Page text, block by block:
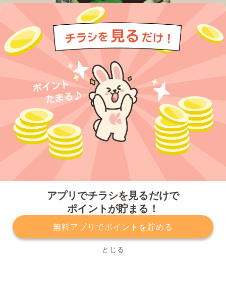
アプリでチラシを見るだけで
ポイントが貯まる！
無料アプリでポイントを貯める
とじる
プライバシーポリシー 利用規約
運営会社
サービスに関してのお問い合わせ